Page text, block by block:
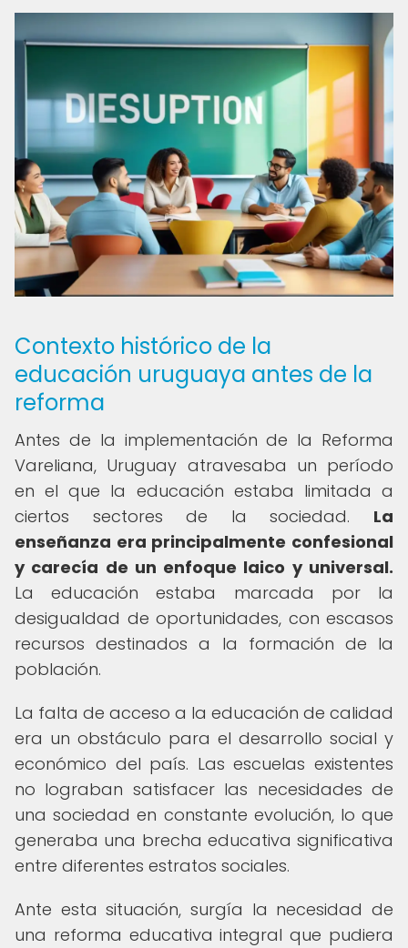
Contexto histórico de la
educación uruguaya antes de la
reforma
Antes de la implementación de la Reforma
Vareliana, Uruguay atravesaba un período
en el que la educación estaba limitada a
ciertos sectores de la sociedad. La
enseñanza era principalmente confesional
y carecía de un enfoque laico y universal.
La educación estaba marcada por la
desigualdad de oportunidades, con escasos
recursos destinados a la formación de la
población.
La falta de acceso a la educación de calidad
era un obstáculo para el desarrollo social y
económico del país. Las escuelas existentes
no lograban satisfacer las necesidades de
una sociedad en constante evolución, lo que
generaba una brecha educativa significativa
entre diferentes estratos sociales.
Ante esta situación, surgía la necesidad de
una reforma educativa integral que pudiera